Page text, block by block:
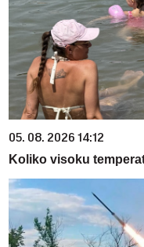
05. 08. 2026 14:12
Koliko visoku